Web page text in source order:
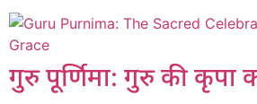
गुरु पूर्णिमा: गुरु की कृपा